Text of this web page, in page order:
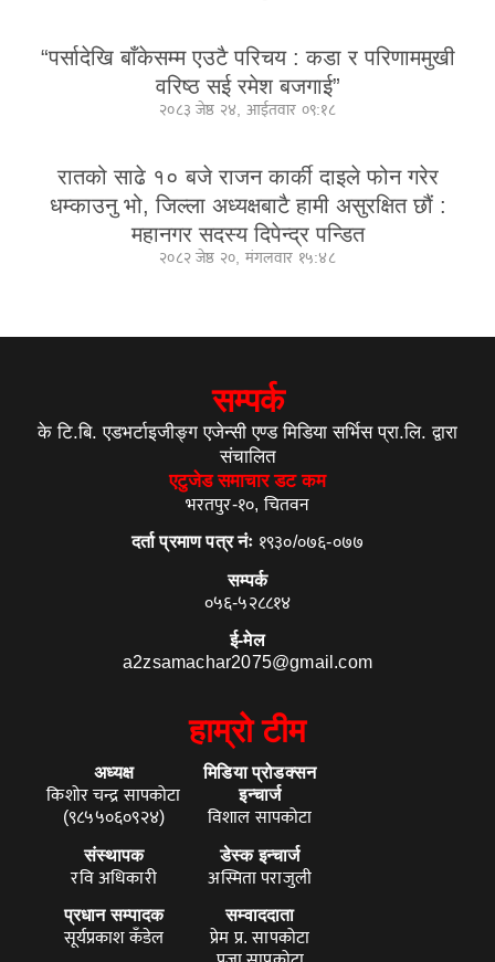
“पर्सादेखि बाँकेसम्म एउटै परिचय : कडा र परिणाममुखी
वरिष्ठ सई रमेश बजगाई”
२०८३ जेष्ठ २४, आईतवार ०९:१८
रातको साढे १० बजे राजन कार्की दाइले फोन गरेर
धम्काउनु भो, जिल्ला अध्यक्षबाटै हामी असुरक्षित छौं :
महानगर सदस्य दिपेन्द्र पन्डित
२०८२ जेष्ठ २०, मंगलवार १५:४८
सम्पर्क
के टि.बि. एडभर्टाइजीङ्ग एजेन्सी एण्ड मिडिया सर्भिस प्रा.लि. द्वारा
संचालित
एटुजेड समाचार डट कम
भरतपुर-१०, चितवन
दर्ता प्रमाण पत्र नंः १९३०/०७६-०७७
सम्पर्क
०५६-५२८८१४
ई-मेल
a2zsamachar2075@gmail.com
हाम्रो टीम
अध्यक्ष
किशोर चन्द्र सापकोटा
(९८५५०६०९२४)
संस्थापक
रवि अधिकारी
प्रधान सम्पादक
सूर्यप्रकाश कँडेल
मिडिया प्रोडक्सन
इन्चार्ज
विशाल सापकोटा
डेस्क इन्चार्ज
अस्मिता पराजुली
सम्वाददाता
प्रेम प्र. सापकोटा